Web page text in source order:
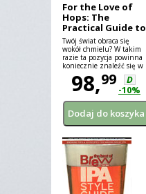
For the Love of
Hops: The
Practical Guide to
Aroma, Bitterness
(...,)
Twój świat obraca się
wokół chmielu? W takim
razie ta pozycja powinna
koniecznie znaleźć się w
Twojej biblioteczce. Stan
Hieronymus wyjaśnia
fachowo naturę chmielu,
dobierać je do piwa.
98,99
D
-10%